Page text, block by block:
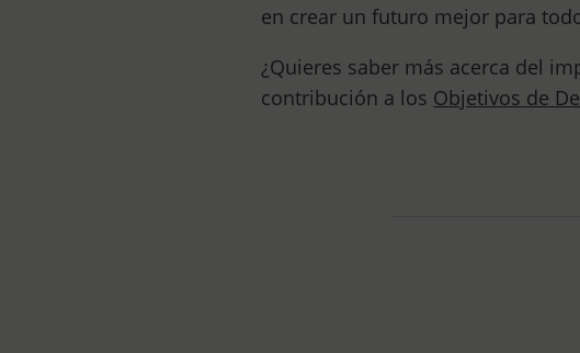
en crear un futuro mejor para
¿Quieres saber más acerca del
contribución a los Objetivos de